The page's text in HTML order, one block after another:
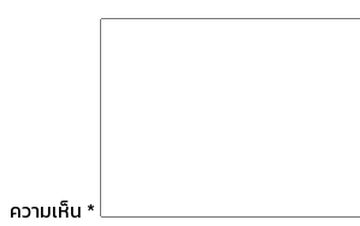
ความเห็น *